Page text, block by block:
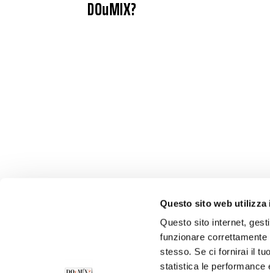
Questo sito web utilizza
Questo sito internet,
funzionare correttamente
stesso. Se ci fornirai il
statistica le performance
DOuMIX?